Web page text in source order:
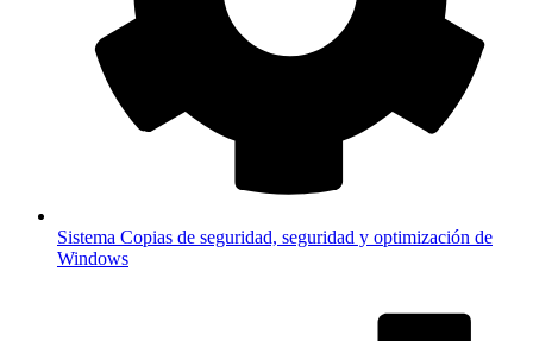
Sistema Copias de seguridad, seguridad y optimización de
Windows